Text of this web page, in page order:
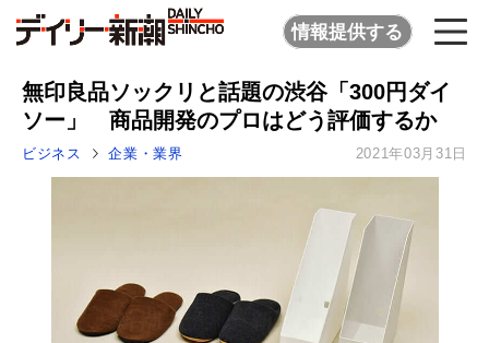
情報提供する
無印良品ソックリと話題の渋谷「300円ダイ
ソー」 商品開発のプロはどう評価するか
ビジネス 企業・業界 2021年03月31日